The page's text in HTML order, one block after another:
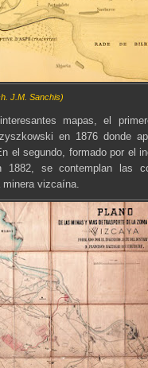
J.M. Sanchis)
mapas, el
en 1876 donde
el segundo, formado por el
se contemplan las
vizcaína.